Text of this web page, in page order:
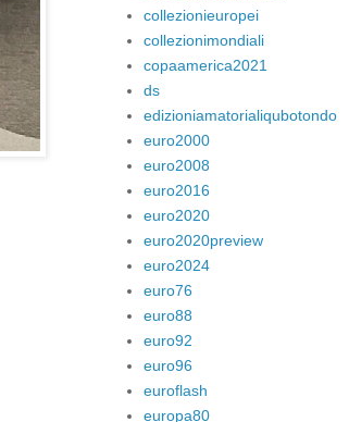
collezionieuropei
collezionimondiali
copaamerica2021
ds
edizioniamatorialiqubotondo
euro2000
euro2008
euro2016
euro2020
euro2020preview
euro2024
euro76
euro88
euro92
euro96
euroflash
europa80